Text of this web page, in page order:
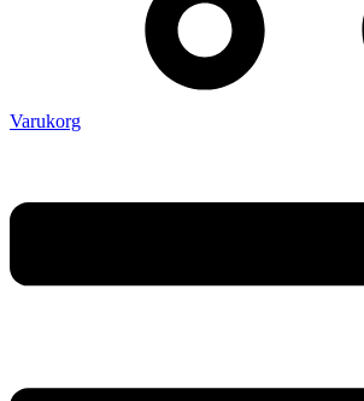
Varukorg